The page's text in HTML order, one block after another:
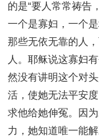
的是“要人常常祷告
一个是寡妇，一个
那些无依无靠的人
人。耶稣说这寡妇
然没有讲明这个对
活，使她无法平安
求他给她伸冤。因
力，她知道唯一能